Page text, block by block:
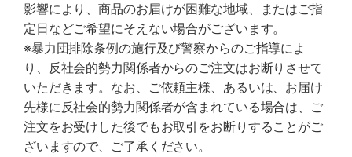
影響により、商品のお届けが困難な地域、またはご指
定日などご希望にそえない場合がございます。
※暴力団排除条例の施行及び警察からのご指導によ
り、反社会的勢力関係者からのご注文はお断りさせて
いただきます。なお、ご依頼主様、あるいは、お届け
先様に反社会的勢力関係者が含まれている場合は、ご
注文をお受けした後でもお取引をお断りすることがご
ざいますので、ご了承ください。